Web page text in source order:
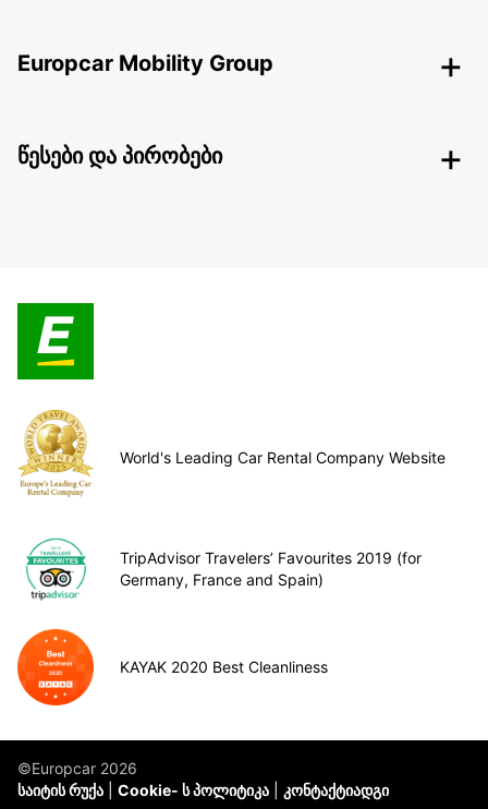
Europcar Mobility Group
წესები და პირობები
World's Leading Car Rental Company Website
TripAdvisor Travelers’ Favourites 2019 (for
Germany, France and Spain)
KAYAK 2020 Best Cleanliness
©Europcar 2026
საიტის რუქა
Cookie- ს პოლიტიკა კონტაქტიადგი